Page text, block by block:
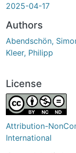
2025-04-17
Authors
Abendschön,
Kleer, Philipp
License
Attribution-
International